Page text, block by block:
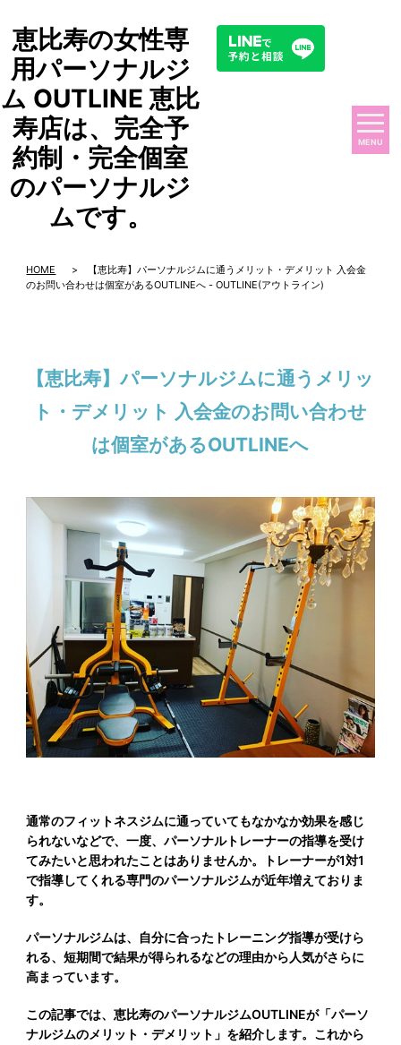
恵比寿の女性専
用パーソナルジ
ム OUTLINE 恵比
寿店は、完全予
約制・完全個室
のパーソナルジ
ムです。
MENU
HOME
> 【恵比寿】パーソナルジムに通うメリット・デメリット 入会金
のお問い合わせは個室があるOUTLINEへ - OUTLINE(アウトライン)
【恵比寿】パーソナルジムに通うメリッ
ト・デメリット 入会金のお問い合わせ
は個室があるOUTLINEへ
通常のフィットネスジムに通っていてもなかなか効果を感じ
られないなどで、一度、パーソナルトレーナーの指導を受け
てみたいと思われたことはありませんか。トレーナーが1対1
で指導してくれる専門のパーソナルジムが近年増えておりま
す。
パーソナルジムは、自分に合ったトレーニング指導が受けら
れる、短期間で結果が得られるなどの理由から人気がさらに
高まっています。
この記事では、恵比寿のパーソナルジムOUTLINEが「パーソ
ナルジムのメリット・デメリット」を紹介します。これから